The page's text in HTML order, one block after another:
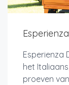
Esperienza
het
proeven